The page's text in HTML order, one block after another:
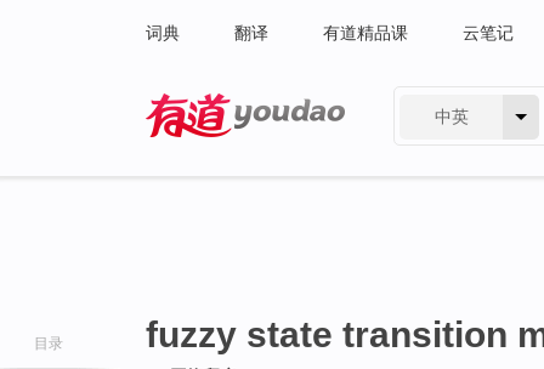
词典 翻译 有道精品课 云笔记
中英
目录 fuzzy state transition